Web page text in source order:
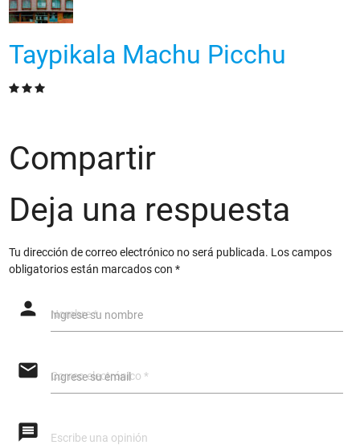
Taypikala Machu Picchu
Compartir
Deja una respuesta
Tu dirección de correo electrónico no será publicada. Los campos
obligatorios están marcados con *
person Ingrese su nombre
email Ingrese su email
message